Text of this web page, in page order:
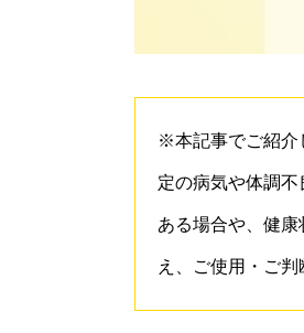
※本記事でご紹介
定の病気や体調
ある場合や、健
え、ご使用・ご判